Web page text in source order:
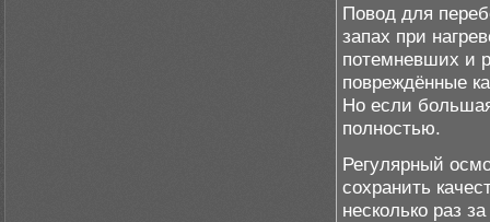
Повод для
запах при
потемневших и
повреждённые
Но если
полностью.
Регулярный
сохранить
несколько раз